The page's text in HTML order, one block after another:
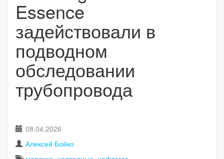
Essence
задействовали в
подводном
обследовании
трубопровода
08.04.2026
Алексей Бойко